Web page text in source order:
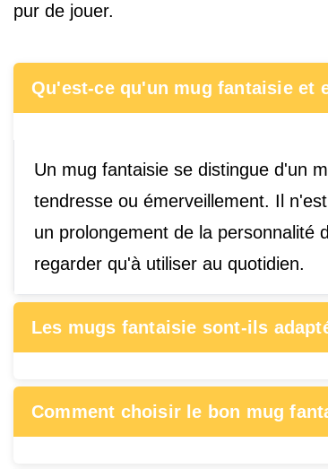
pur de jouer.
Qu'est-ce qu'un mug fantaisie et
Un mug fantaisie se distingue d'un
tendresse ou émerveillement. Il
un prolongement de la personnalité
regarder qu'à utiliser au quotidien.
Les mugs fantaisie sont-ils
Comment choisir le bon mug